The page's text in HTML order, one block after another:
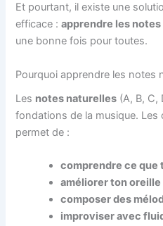
Et pourtant, il existe une
efficace :apprendre les
une bonne fois pour toutes.
Pourquoi apprendre les notes
Les notes naturelles (A, B, C,
fondations de la musique.
permet de :
comprendre ce que
améliorer ton oreille
composer des
improviser avec